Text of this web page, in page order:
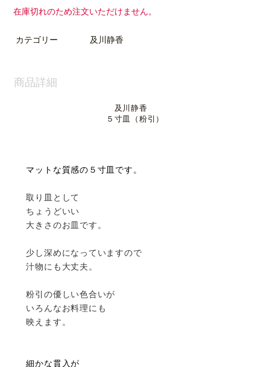
在庫切れのため注文いただけません。
カテゴリー 及川静香
商品詳細
及川静香
５寸皿（粉引）
マットな質感の５寸皿です。
取り皿として
ちょうどいい
大きさのお皿です。
少し深めになっていますので
汁物にも大丈夫。
粉引の優しい色合いが
いろんなお料理にも
映えます。
細かな貫入が